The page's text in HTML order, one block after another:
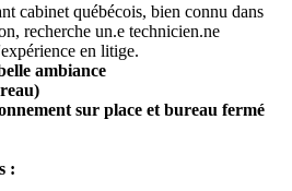
cabinet québécois, bien connu dans
recherche un.e technicien.ne
en litige.
ambiance
sur place et bureau fermé
: